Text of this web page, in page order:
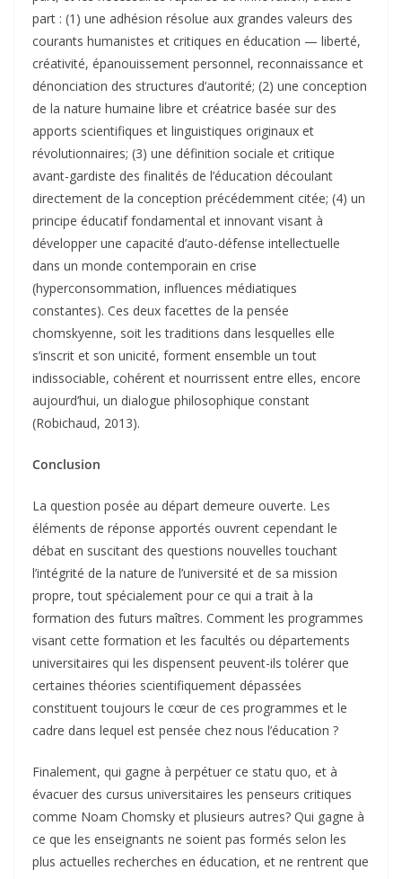
part : (1) une adhésion résolue aux grandes valeurs des
courants humanistes et critiques en éducation — liberté,
créativité, épanouissement personnel, reconnaissance et
dénonciation des structures d’autorité; (2) une conception
de la nature humaine libre et créatrice basée sur des
apports scientifiques et linguistiques originaux et
révolutionnaires; (3) une définition sociale et critique
avant-gardiste des finalités de l’éducation découlant
directement de la conception précédemment citée; (4) un
principe éducatif fondamental et innovant visant à
développer une capacité d’auto-défense intellectuelle
dans un monde contemporain en crise
(hyperconsommation, influences médiatiques
constantes). Ces deux facettes de la pensée
chomskyenne, soit les traditions dans lesquelles elle
s’inscrit et son unicité, forment ensemble un tout
indissociable, cohérent et nourrissent entre elles, encore
aujourd’hui, un dialogue philosophique constant
(Robichaud, 2013).
Conclusion
La question posée au départ demeure ouverte. Les
éléments de réponse apportés ouvrent cependant le
débat en suscitant des questions nouvelles touchant
l’intégrité de la nature de l’université et de sa mission
propre, tout spécialement pour ce qui a trait à la
formation des futurs maîtres. Comment les programmes
visant cette formation et les facultés ou départements
universitaires qui les dispensent peuvent-ils tolérer que
certaines théories scientifiquement dépassées
constituent toujours le cœur de ces programmes et le
cadre dans lequel est pensée chez nous l’éducation ?
Finalement, qui gagne à perpétuer ce statu quo, et à
évacuer des cursus universitaires les penseurs critiques
comme Noam Chomsky et plusieurs autres? Qui gagne à
ce que les enseignants ne soient pas formés selon les
plus actuelles recherches en éducation, et ne rentrent que